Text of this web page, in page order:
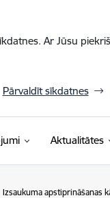
Ar Jūsu
Pārvaldīt sīkdatnes
Aktualitātes
Izsaukuma apstiprināšanas